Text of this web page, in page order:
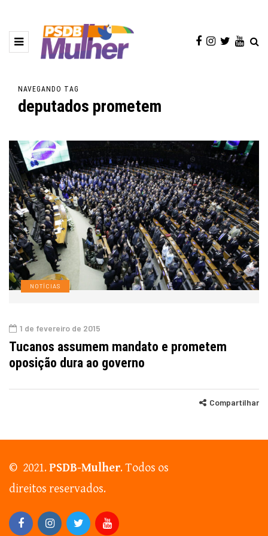
NAVEGANDO TAG
deputados prometem
NOTÍCIAS
1 de fevereiro de 2015
Tucanos assumem mandato e prometem
oposição dura ao governo
Compartilhar
© 2021.PSDB-Mulher. Todos os
direitos reservados.